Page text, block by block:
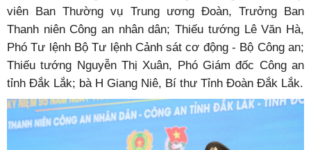
viên Ban Thường vụ Trung ương Đoàn, Trưởng Ban
Thanh niên Công an nhân dân; Thiếu tướng Lê Văn Hà,
Phó Tư lệnh Bộ Tư lệnh Cảnh sát cơ động - Bộ Công an;
Thiếu tướng Nguyễn Thị Xuân, Phó Giám đốc Công an
tỉnh Đắk Lắk; bà H Giang Niê, Bí thư Tỉnh Đoàn Đắk Lắk.